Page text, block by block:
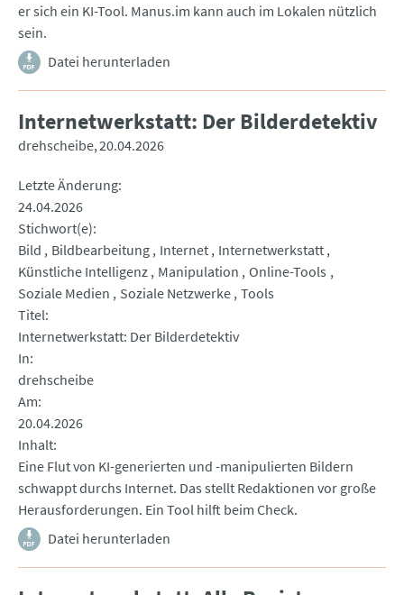
er sich ein KI-Tool. Manus.im kann auch im Lokalen nützlich
sein.
Datei herunterladen
Internetwerkstatt: Der Bilderdetektiv
drehscheibe 20.04.2026
Letzte Änderung
24.04.2026
Stichwort(e)
Bild
Bildbearbeitung Internet Internetwerkstatt
Künstliche Intelligenz Manipulation Online-Tools
Soziale Medien
Soziale Netzwerke Tools
Titel
Internetwerkstatt: Der Bilderdetektiv
In
drehscheibe
Am
20.04.2026
Inhalt
Eine Flut von KI-generierten und -manipulierten Bildern
schwappt durchs Internet. Das stellt Redaktionen vor große
Herausforderungen. Ein Tool hilft beim Check.
Datei herunterladen